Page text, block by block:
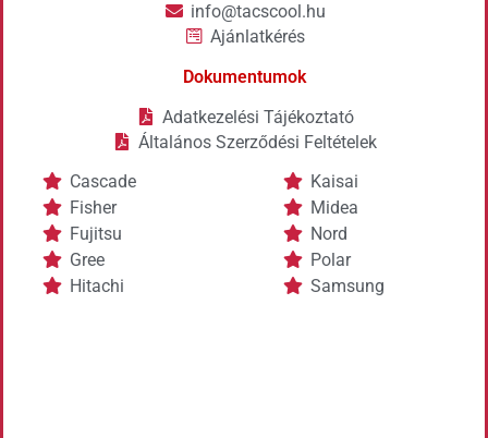
info@tacscool.hu
Ajánlatkérés
Dokumentumok
Adatkezelési Tájékoztató
Általános Szerződési Feltételek
Cascade
Fisher
Fujitsu
Gree
Hitachi
Kaisai
Midea
Nord
Polar
Samsung